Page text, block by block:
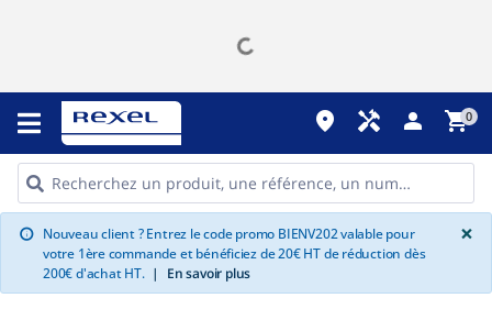
place handyman person shopping_cart0
info Nouveau client ? Entrez le code promo BIENV202 valable pour
votre 1ère commande et bénéficiez de 20€ HT de réduction dès
200€ d'achat HT. | En savoir plus
×